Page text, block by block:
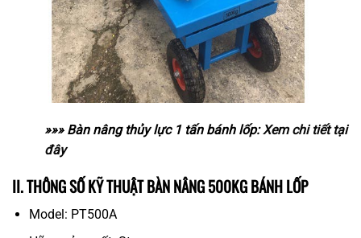
»»» Bàn nâng thủy lực 1 tấn bánh lốp:Xem chi tiết tại
đây
II. THÔNG SỐ KỸ THUẬT BÀN NÂNG 500KG BÁNH LỐP
Model: PT500A